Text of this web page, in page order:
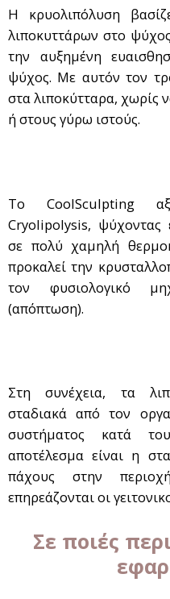
Η κρυολιπόλυση
λιποκυττάρων στο
την αυξημένη
ψύχος. Με αυτόν τον
στα λιποκύτταρα, χωρίς
ή στους γύρω ιστούς.
Το CoolSculpting
Cryolipolysis, ψύχοντας
σε πολύ χαμηλή
προκαλεί την
τον φυσιολογικό
(απόπτωση).
Στη συνέχεια, τα
σταδιακά από τον
συστήματος κατά
αποτέλεσμα είναι η
πάχους στην
επηρεάζονται οι
Σε ποιές